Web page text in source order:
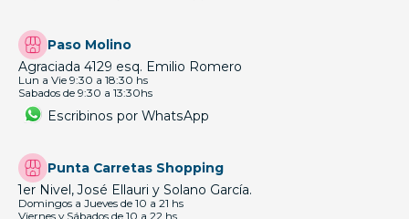
Paso Molino
Agraciada 4129 esq. Emilio Romero
Lun a Vie 9:30 a 18:30 hs
Sabados de 9:30 a 13:30hs
Escribinos por WhatsApp
Punta Carretas Shopping
1er Nivel, José Ellauri y Solano García.
Domingos a Jueves de 10 a 21 hs
Viernes y Sábados de 10 a 22 hs